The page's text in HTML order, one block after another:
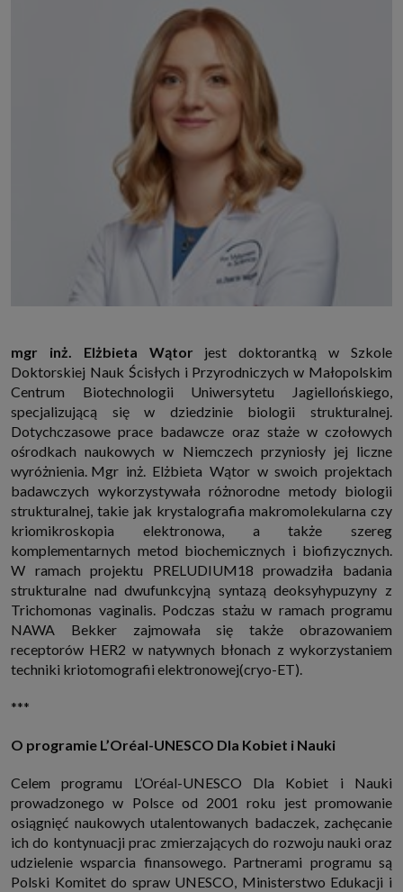
mgr inż. Elżbieta Wątor jest doktorantką w Szkole
Doktorskiej Nauk Ścisłych i Przyrodniczych w Małopolskim
Centrum Biotechnologii Uniwersytetu Jagiellońskiego,
specjalizującą się w dziedzinie biologii strukturalnej.
Dotychczasowe prace badawcze oraz staże w czołowych
ośrodkach naukowych w Niemczech przyniosły jej liczne
wyróżnienia. Mgr inż. Elżbieta Wątor w swoich projektach
badawczych wykorzystywała różnorodne metody biologii
strukturalnej, takie jak krystalografia makromolekularna czy
kriomikroskopia elektronowa, a także szereg
komplementarnych metod biochemicznych i biofizycznych.
W ramach projektu PRELUDIUM18 prowadziła badania
strukturalne nad dwufunkcyjną syntazą deoksyhypuzyny z
Trichomonas vaginalis. Podczas stażu w ramach programu
NAWA Bekker zajmowała się także obrazowaniem
receptorów HER2 w natywnych błonach z wykorzystaniem
techniki kriotomografii elektronowej(cryo-ET).
***
O programie L’Oréal-UNESCO Dla Kobiet i Nauki
Celem programu L’Oréal-UNESCO Dla Kobiet i Nauki
prowadzonego w Polsce od 2001 roku jest promowanie
osiągnięć naukowych utalentowanych badaczek, zachęcanie
ich do kontynuacji prac zmierzających do rozwoju nauki oraz
udzielenie wsparcia finansowego. Partnerami programu są
Polski Komitet do spraw UNESCO, Ministerstwo Edukacji i